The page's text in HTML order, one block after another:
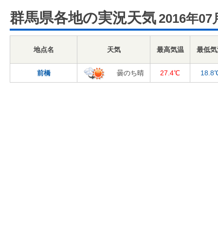
群馬県各地の実況天気 2016年07
地点名 天気 最高気温 最低
前橋 曇のち晴 27.4℃